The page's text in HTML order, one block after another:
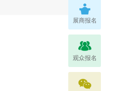
展商报名
观众报名